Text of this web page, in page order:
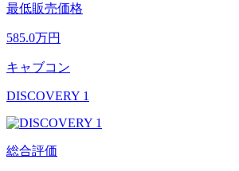
最低販売価格
585.0万円
キャブコン
DISCOVERY 1
総合評価